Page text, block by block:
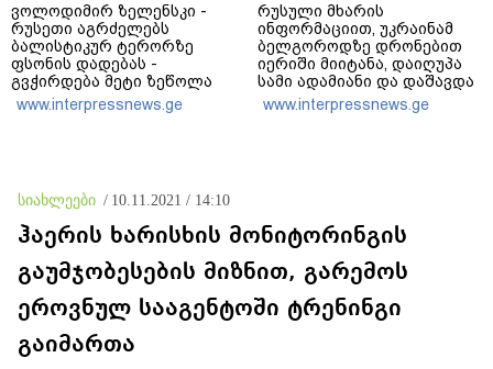
ვოლოდიმირ ზელენსკი -
რუსეთი აგრძელებს
ბალისტიკურ ტერორზე
ფსონის დადებას -
გვჭირდება მეტი ზეწოლა
www.interpressnews.ge
რუსული მხარის
ინფორმაციით, უკრაინამ
ბელგოროდზე დრონებით
იერიში მიიტანა, დაიღუპა
სამი ადამიანი და დაშავდა
25
www.interpressnews.ge
სიახლეები / 10.11.2021 / 14:10
ჰაერის ხარისხის მონიტორინგის
გაუმჯობესების მიზნით, გარემოს
ეროვნულ სააგენტოში ტრენინგი
გაიმართა